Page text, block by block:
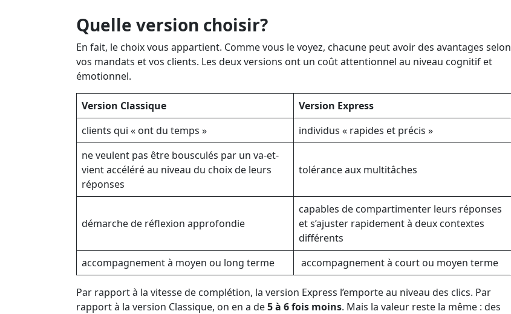
Quelle version choisir?
En fait, le choix vous appartient. Comme vous le voyez, chacune peut avoir des avantages selon
vos mandats et vos clients. Les deux versions ont un coût attentionnel au niveau cognitif et
émotionnel.
Version Classique
Version Express
clients qui « ont du temps »
individus « rapides et précis »
ne veulent pas être bousculés par un va-et-
vient accéléré au niveau du choix de leurs
réponses
tolérance aux multitâches
démarche de réflexion approfondie
capables de compartimenter leurs réponses
et s’ajuster rapidement à deux contextes
différents
accompagnement à moyen ou long terme
accompagnement à court ou moyen terme
Par rapport à la vitesse de complétion, la version Express l’emporte au niveau des clics. Par
rapport à la version Classique, on en a de5 à 6 fois moins. Mais la valeur reste la même : des